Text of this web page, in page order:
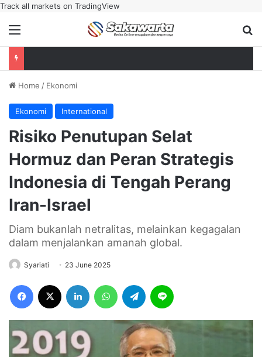
Track all markets on TradingView
Menu
Home / Ekonomi
Ekonomi International
Risiko Penutupan Selat
Hormuz dan Peran Strategis
Indonesia di Tengah Perang
Iran-Israel
Diam bukanlah netralitas, melainkan kegagalan
dalam menjalankan amanah global.
Syariati 23 June 2025
Facebook LinkedIn WhatsAppTelegram